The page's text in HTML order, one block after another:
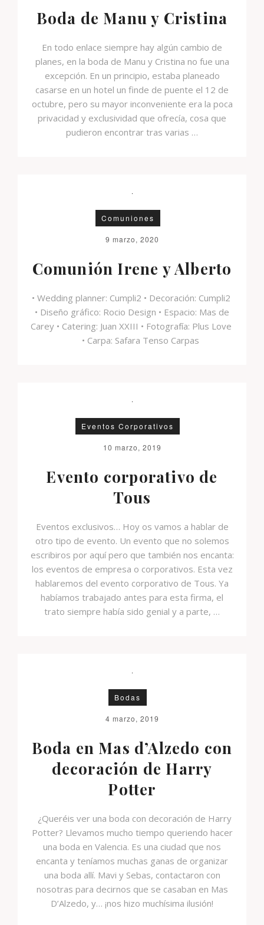
Boda de Manu y Cristina
En todo enlace siempre hay algún cambio de
planes, en la boda de Manu y Cristina no fue una
excepción. En un principio, estaba planeado
casarse en un hotel un finde de puente el 12 de
octubre, pero su mayor inconveniente era la poca
privacidad y exclusividad que ofrecía, cosa que
pudieron encontrar tras varias …
Comuniones
9 marzo, 2020
Comunión Irene y Alberto
• Wedding planner: Cumpli2 • Decoración: Cumpli2
• Diseño gráfico: Rocio Design • Espacio: Mas de
Carey • Catering: Juan XXIII • Fotografía: Plus Love
• Carpa: Safara Tenso Carpas
Eventos Corporativos
10 marzo, 2019
Evento corporativo de
Tous
Eventos exclusivos… Hoy os vamos a hablar de
otro tipo de evento. Un evento que no solemos
escribiros por aquí pero que también nos encanta:
los eventos de empresa o corporativos. Esta vez
hablaremos del evento corporativo de Tous. Ya
habíamos trabajado antes para esta firma, el
trato siempre había sido genial y a parte, …
Bodas
4 marzo, 2019
Boda en Mas d’Alzedo con
decoración de Harry
Potter
¿Queréis ver una boda con decoración de Harry
Potter? Llevamos mucho tiempo queriendo hacer
una boda en Valencia. Es una ciudad que nos
encanta y teníamos muchas ganas de organizar
una boda allí. Mavi y Sebas, contactaron con
nosotras para decirnos que se casaban en Mas
D’Alzedo, y… ¡nos hizo muchísima ilusión!